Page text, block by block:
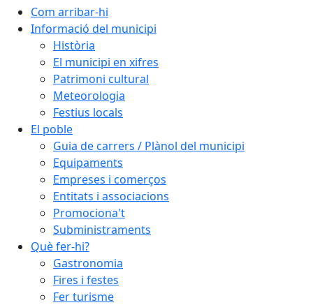
Com arribar-hi
Informació del municipi
Història
El municipi en xifres
Patrimoni cultural
Meteorologia
Festius locals
El poble
Guia de carrers / Plànol del municipi
Equipaments
Empreses i comerços
Entitats i associacions
Promociona't
Subministraments
Què fer-hi?
Gastronomia
Fires i festes
Fer turisme